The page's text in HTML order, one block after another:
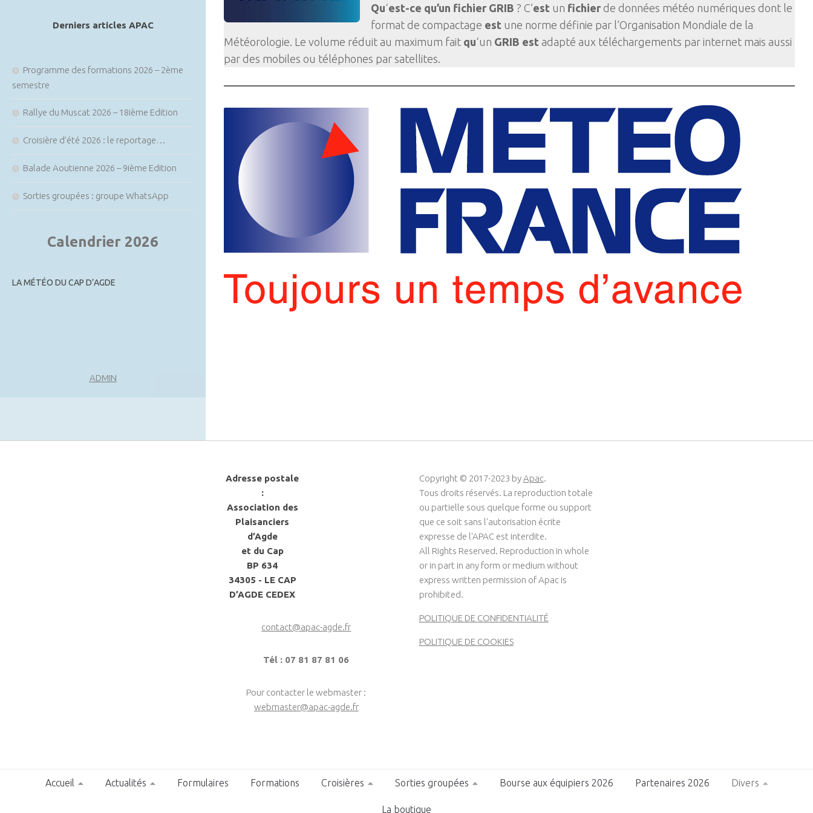
Qu‘est-ce qu’un fichier GRIB ? C’est un fichier de données météo numériques dont le
format de compactage est une norme définie par l’Organisation Mondiale de la
Météorologie. Le volume réduit au maximum fait qu‘un GRIB est adapté aux téléchargements par internet mais aussi
par des mobiles ou téléphones par satellites.
Derniers articles APAC
Programme des formations 2026 – 2ème
semestre
Rallye du Muscat 2026 – 18ième Edition
Croisière d’été 2026 : le reportage…
Balade Aoutienne 2026 – 9ième Edition
Sorties groupées : groupe WhatsApp
Calendrier 2026
LA MÉTÉO DU CAP D’AGDE
ADMIN
Adresse postale
:
Association des
Plaisanciers
d’Agde
et du Cap
BP 634
34305 - LE CAP
D’AGDE CEDEX
contact@apac-agde.fr
Tél : 07 81 87 81 06
Pour contacter le webmaster :
webmaster@apac-agde.fr
Copyright © 2017-2023 byApac.
Tous droits réservés. La reproduction totale
ou partielle sous quelque forme ou support
que ce soit sans l'autorisation écrite
expresse de l'APAC est interdite.
All Rights Reserved. Reproduction in whole
or in part in any form or medium without
express written permission of Apac is
prohibited.
POLITIQUE DE CONFIDENTIALITÉ
POLITIQUE DE COOKIES
Accueil Actualités Formulaires Formations Croisières Sorties groupées Bourse aux équipiers 2026 Partenaires 2026 Divers
La boutique